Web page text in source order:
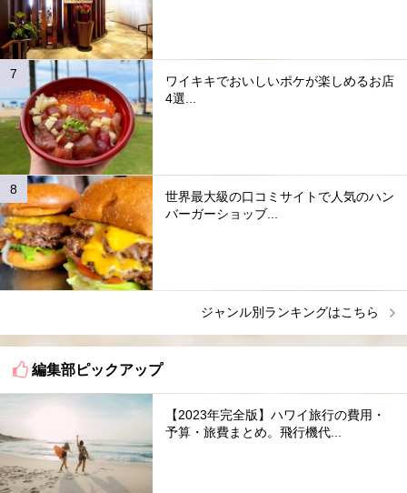
ワイキキでおいしいポケが楽しめるお店
4選...
世界最大級の口コミサイトで人気のハン
バーガーショッブ...
ジャンル別ランキングはこちら
編集部ピックアップ
【2023年完全版】ハワイ旅行の費用・
予算・旅費まとめ。飛行機代...